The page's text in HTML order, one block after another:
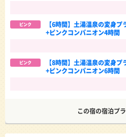
ピンク
【6時間】土湯温泉の変身
+ピンクコンパニオン4時間
ピンク
【8時間】土湯温泉の変身
+ピンクコンパニオン6時間
この宿の宿泊プ